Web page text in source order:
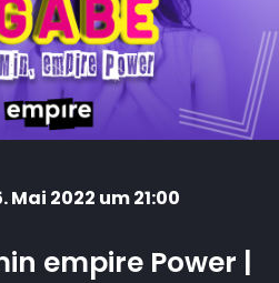
Mai 2022 um 21:00
empire Power |